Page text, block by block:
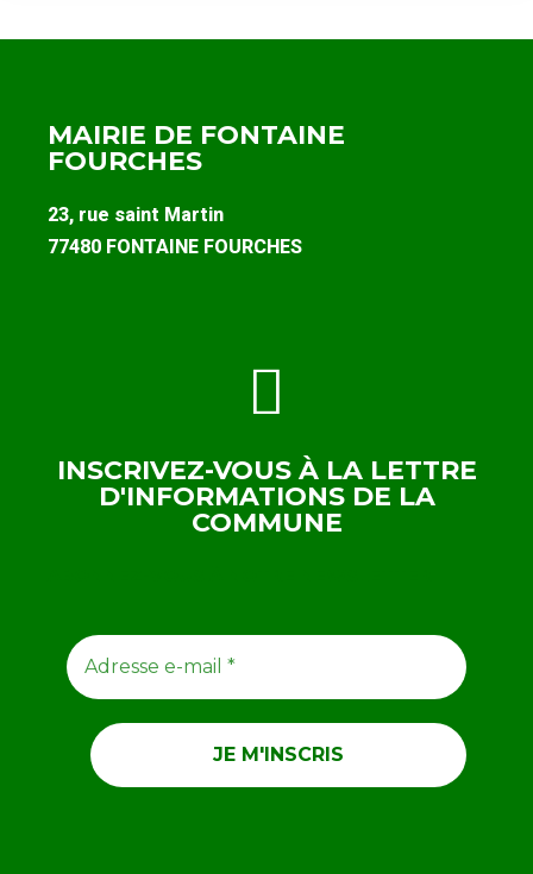
MAIRIE DE FONTAINE
FOURCHES
23, rue saint Martin
77480 FONTAINE FOURCHES
INSCRIVEZ-VOUS À LA LETTRE
D'INFORMATIONS DE LA
COMMUNE